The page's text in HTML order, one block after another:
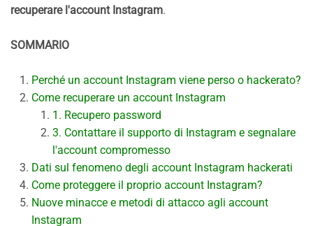
recuperare l'account Instagram.
SOMMARIO
Perché un account Instagram viene perso o hackerato?
Come recuperare un account Instagram
1. Recupero password
3. Contattare il supporto di Instagram e segnalare
l'account compromesso
Dati sul fenomeno degli account Instagram hackerati
Come proteggere il proprio account Instagram?
Nuove minacce e metodi di attacco agli account
Instagram